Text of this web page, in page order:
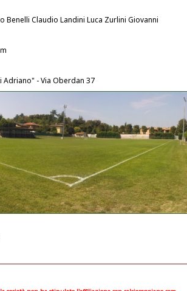
Benelli Claudio Landini Luca Zurlini Giovanni
- Via Oberdan 37